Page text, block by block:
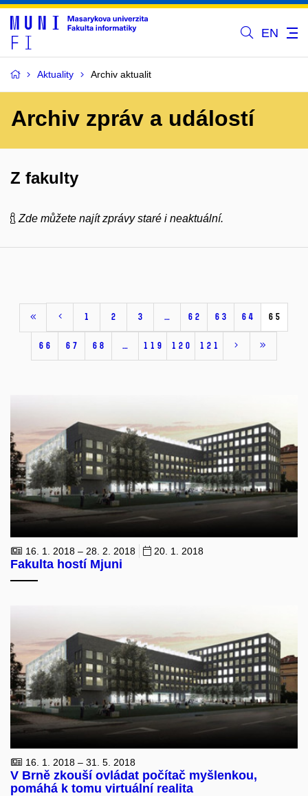
EN
Aktuality Archiv aktualit
Archiv zpráv a událostí
Z fakulty
Zde můžete najít zprávy staré i neaktuální.
1 2 3 … 62 63 64 65
66 67 68 … 119 120 121
16. 1. 2018 – 28. 2. 2018 20. 1. 2018
Fakulta hostí Mjuni
16. 1. 2018 – 31. 5. 2018
V Brně zkouší ovládat počítač myšlenkou,
pomáhá k tomu virtuální realita